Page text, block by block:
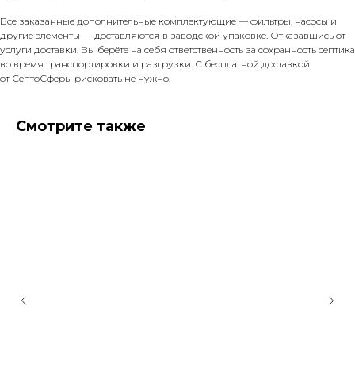
Все заказанные дополнительные комплектующие — фильтры, насосы и
другие элементы — доставляются в заводской упаковке. Отказавшись от
услуги доставки, Вы берёте на себя ответственность за сохранность септика
во время транспортировки и разгрузки. С бесплатной доставкой
от СептоСферы рисковать не нужно.
Смотрите также